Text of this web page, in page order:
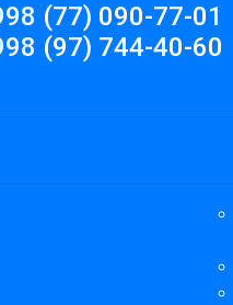
(77) 090-77-01
(97) 744-40-60